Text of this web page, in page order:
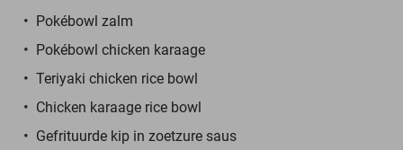
Pokébowl zalm
Pokébowl chicken karaage
Teriyaki chicken rice bowl
Chicken karaage rice bowl
Gefrituurde kip in zoetzure saus